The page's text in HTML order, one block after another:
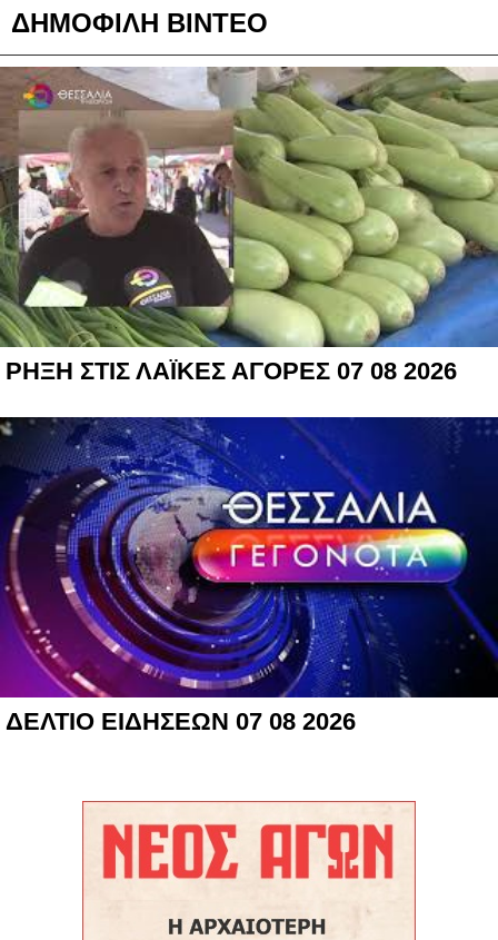
ΔΗΜΟΦΙΛΗ ΒΙΝΤΕΟ
ΡΗΞΗ ΣΤΙΣ ΛΑΪΚΕΣ ΑΓΟΡΕΣ 07 08 2026
ΔΕΛΤΙΟ ΕΙΔΗΣΕΩΝ 07 08 2026